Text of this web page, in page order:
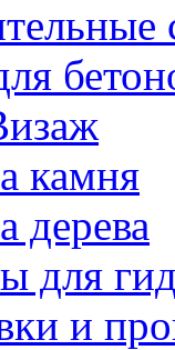
камня
дерева
для
и